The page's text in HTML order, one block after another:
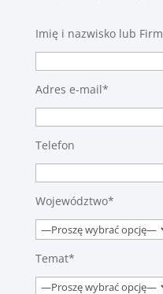
Imię i nazwisko lub
Adres e-mail*
Telefon
Województwo*
Temat*